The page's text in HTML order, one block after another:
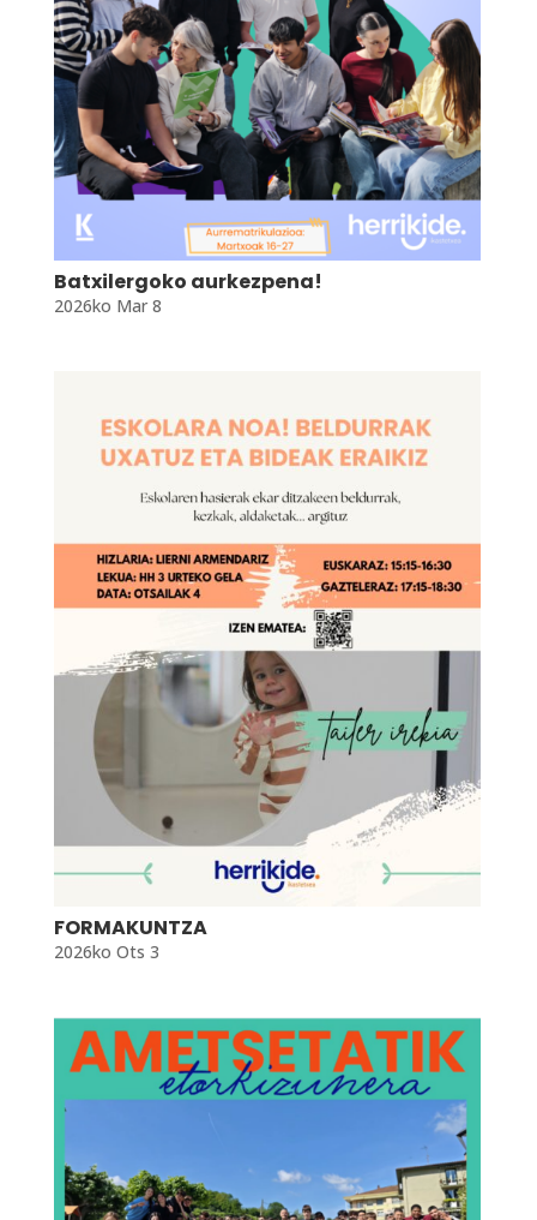
Batxilergoko aurkezpena!
2026ko Mar 8
FORMAKUNTZA
2026ko Ots 3